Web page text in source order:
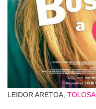
LEIDOR ARETOA, TOLOSA